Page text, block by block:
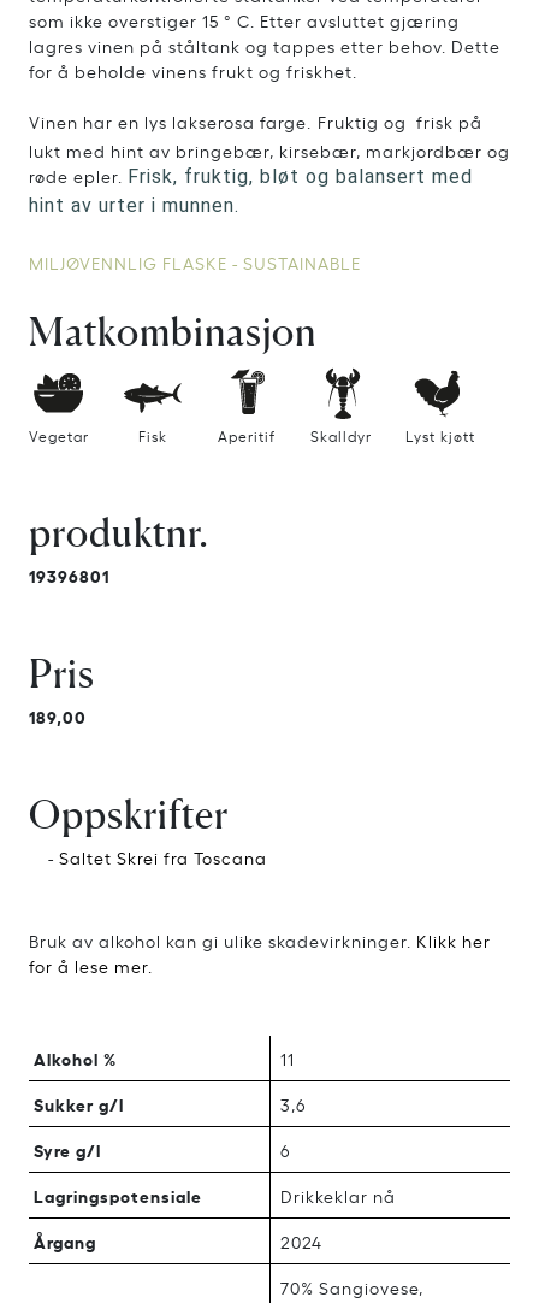
som ikke overstiger 15 ° C. Etter avsluttet gjæring
lagres vinen på ståltank og tappes etter behov. Dette
for å beholde vinens frukt og friskhet.
Vinen har en lys lakserosa farge. Fruktig og frisk på
lukt med hint av bringebær, kirsebær, markjordbær og
røde epler. Frisk, fruktig, bløt og balansert med
hint av urter i munnen.
MILJØVENNLIG FLASKE - SUSTAINABLE
Matkombinasjon
Vegetar Fisk Aperitif Skalldyr Lyst kjøtt
produktnr.
19396801
Pris
189,00
Oppskrifter
- Saltet Skrei fra Toscana
Bruk av alkohol kan gi ulike skadevirkninger. Klikk her
for å lese mer.
Alkohol % 11
Sukker g/l 3,6
Syre g/l 6
Lagringspotensiale Drikkeklar nå
Årgang 2024
70% Sangiovese,